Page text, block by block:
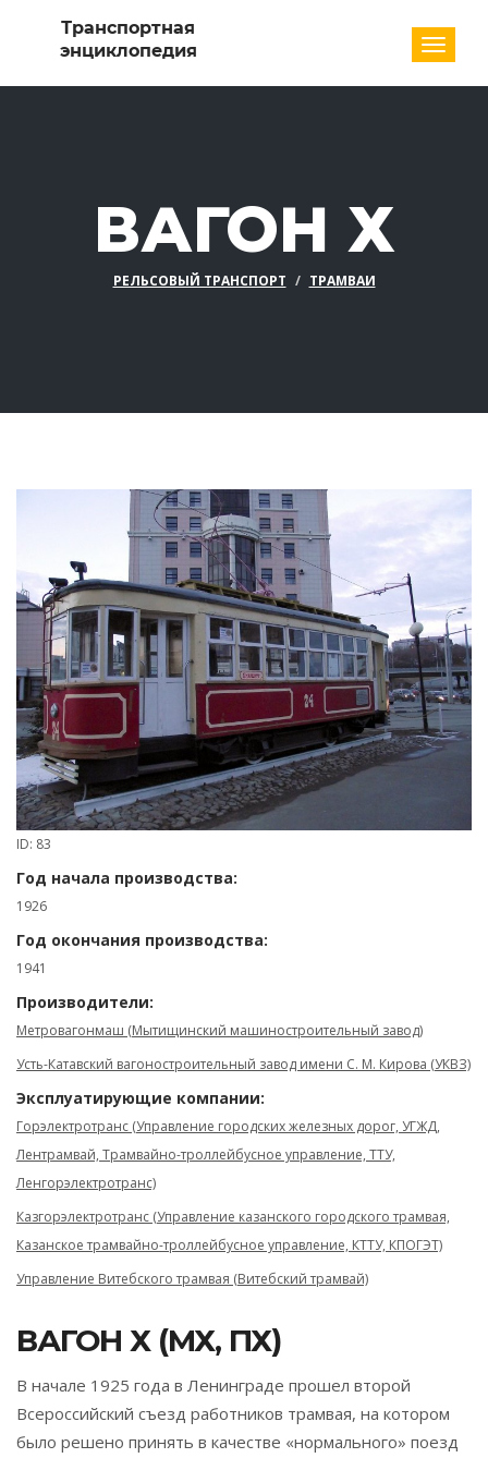
ВАГОН Х
РЕЛЬСОВЫЙ ТРАНСПОРТ ТРАМВАИ
ID: 83
Год начала производства:
1926
Год окончания производства:
1941
Производители:
Метровагонмаш (Мытищинский машиностроительный завод)
Усть-Катавский вагоностроительный завод имени С. М. Кирова (УКВЗ)
Эксплуатирующие компании:
Горэлектротранс (Управление городских железных дорог, УГЖД,
Лентрамвай, Трамвайно-троллейбусное управление, ТТУ,
Ленгорэлектротранс)
Казгорэлектротранс (Управление казанского городского трамвая,
Казанское трамвайно-троллейбусное управление, КТТУ, КПОГЭТ)
Управление Витебского трамвая (Витебский трамвай)
ВАГОН Х (МХ, ПХ)
В начале 1925 года в Ленинграде прошел второй
Всероссийский съезд работников трамвая, на котором
было решено принять в качестве «нормального» поезд